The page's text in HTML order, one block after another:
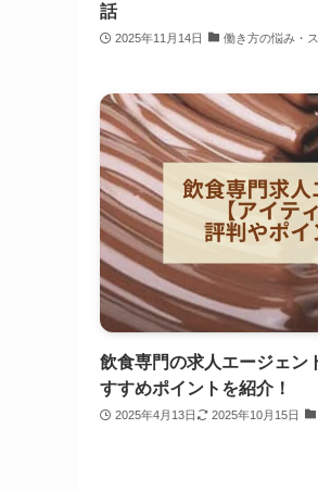
話
2025年11月14日 働き方の悩み・
飲食専門の求人エージェン
すすめポイントを紹介！
2025年4月13日 2025年10月15日